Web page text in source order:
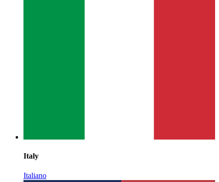
Italy
Italiano